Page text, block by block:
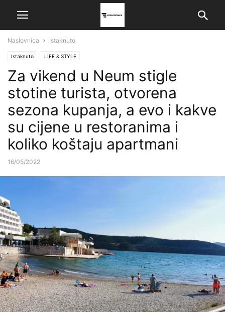
Naslovnica Istaknuto
Istaknuto LIFE & STYLE
Za vikend u Neum stigle
stotine turista, otvorena
sezona kupanja, a evo i kakve
su cijene u restoranima i
koliko koštaju apartmani
16/05/2022